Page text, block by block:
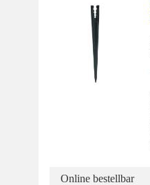
Online bestellbar